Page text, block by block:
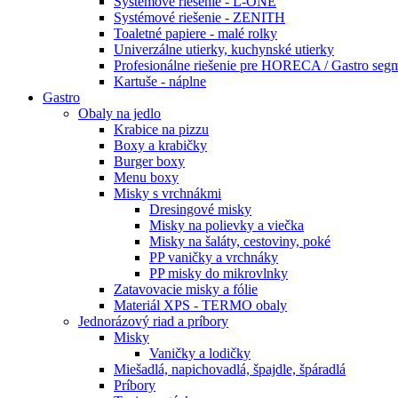
Systémové riešenie - ZENITH
Toaletné papiere - malé rolky
Univerzálne utierky, kuchynské utierky
Profesionálne riešenie pre HORECA / Gastro
Kartuše - náplne
Gastro
Obaly na jedlo
Krabice na pizzu
Boxy a krabičky
Burger boxy
Menu boxy
Misky s vrchnákmi
Dresingové misky
Misky na polievky a viečka
Misky na šaláty, cestoviny, poké
PP vaničky a vrchnáky
PP misky do mikrovlnky
Zatavovacie misky a fólie
Materiál XPS - TERMO obaly
Jednorázový riad a príbory
Misky
Vaničky a lodičky
Miešadlá, napichovadlá, špajdle, špáradlá
Príbory